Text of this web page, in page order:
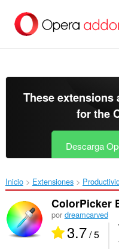
contenido
These extensions
for the
Descarga
Inicio Extensiones
ColorPicker
por dreamcarved
3.7/ 5